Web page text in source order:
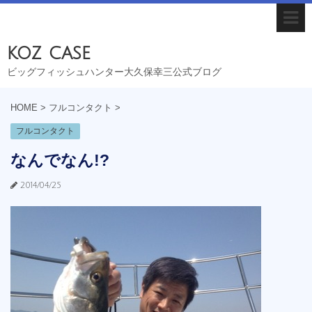
koz case
ビッグフィッシュハンター大久保幸三公式ブログ
HOME > フルコンタクト >
フルコンタクト
なんでなん!?
2014/04/25